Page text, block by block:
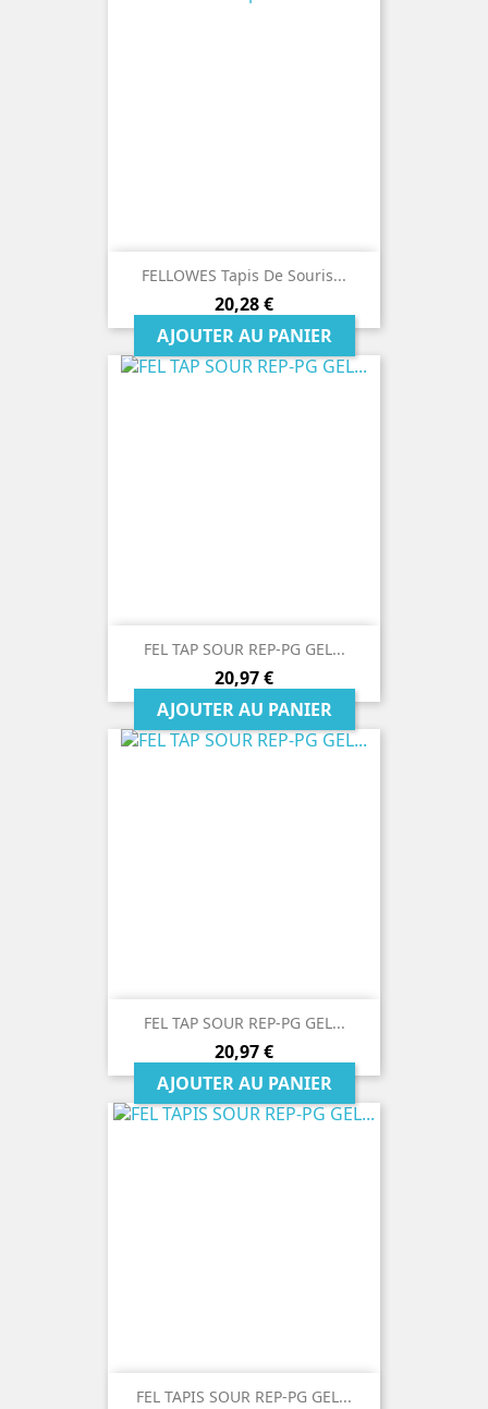
FELLOWES Tapis De Souris...
Prix
20,28 €
AJOUTER AU PANIER
FEL TAP SOUR REP-PG GEL...
Prix
20,97 €
AJOUTER AU PANIER
FEL TAP SOUR REP-PG GEL...
Prix
20,97 €
AJOUTER AU PANIER
FEL TAPIS SOUR REP-PG GEL...